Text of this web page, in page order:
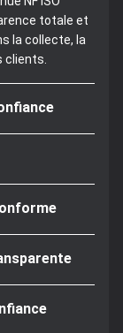
totale et
la collecte, la
clients.